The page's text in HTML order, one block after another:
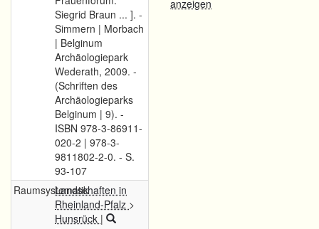
Siegrid Braun ... ]. -
Simmern | Morbach
| Belginum
Archäologiepark
Wederath, 2009. -
(Schriften des
Archäologieparks
Belginum | 9). -
ISBN 978-3-86911-
020-2 | 978-3-
9811802-2-0. - S.
93-107
RaumsystematikLandschaften in
Rheinland-Pfalz >
Hunsrück |
anzeigen